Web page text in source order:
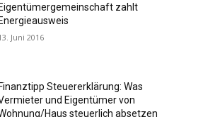
Eigentümergemeinschaft zahlt
Energieausweis
Juni 2016
Finanztipp Steuererklärung: Was
und Eigentümer von
Haus steuerlich absetzen